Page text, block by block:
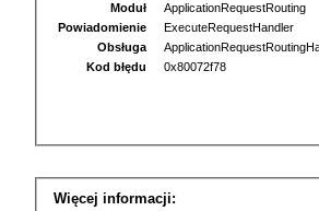
Moduł
ApplicationRequestRouting
Powiadomienie
ExecuteRequestHandler
Obsługa
Kod błędu
0x80072f78
Więcej informacji: